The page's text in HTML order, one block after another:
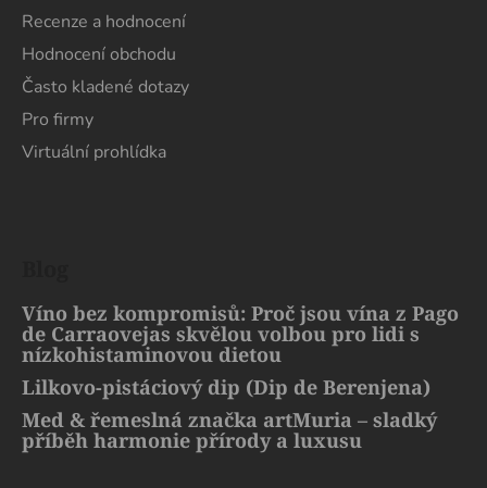
Recenze a hodnocení
Hodnocení obchodu
Často kladené dotazy
Pro firmy
Virtuální prohlídka
Víno bez kompromisů: Proč jsou vína z Pago
de Carraovejas skvělou volbou pro lidi s
nízkohistaminovou dietou
Lilkovo-pistáciový dip (Dip de Berenjena)
Med & řemeslná značka artMuria – sladký
příběh harmonie přírody a luxusu